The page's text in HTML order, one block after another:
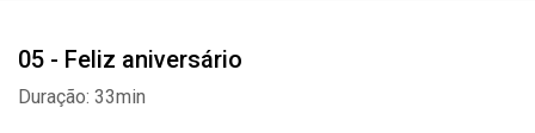
05 - Feliz aniversário
Duração: 33min